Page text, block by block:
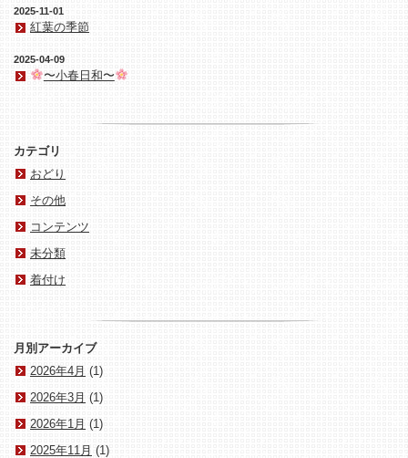
2025-11-01
紅葉の季節
2025-04-09
〜小春日和〜
カテゴリ
おどり
その他
コンテンツ
未分類
着付け
月別アーカイブ
2026年4月 (1)
2026年3月 (1)
2026年1月 (1)
2025年11月 (1)